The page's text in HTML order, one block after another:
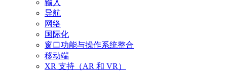
输入
导航
网络
国际化
窗口功能与操作系统整合
移动端
XR 支持（AR 和 VR）